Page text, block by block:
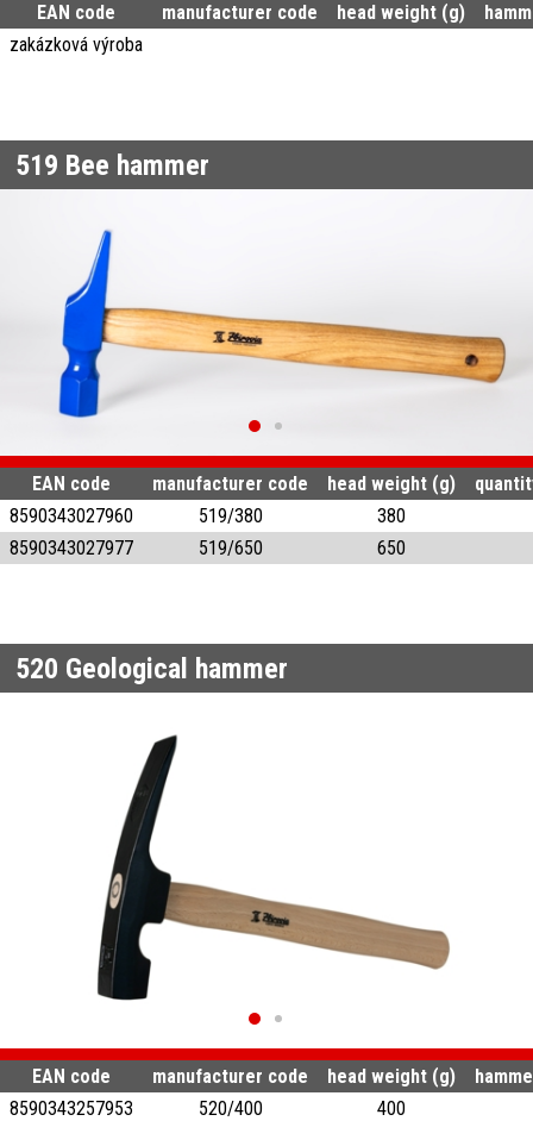
EAN code manufacturer code head weight (g)
zakázková výroba
519 Bee hammer
EAN code manufacturer code head weight (g)
8590343027960
519/380
380
8590343027977
519/650 650
520 Geological hammer
EAN code manufacturer code head weight (g)
8590343257953
520/400 400